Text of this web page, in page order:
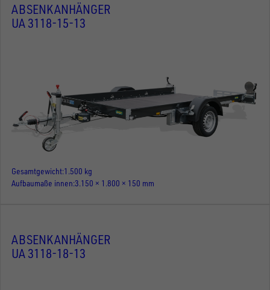
ABSENKANHÄNGER
UA 3118-15-13
Gesamtgewicht 1.500 kg
Aufbaumaße innen 3.150 × 1.800 × 150 mm
ABSENKANHÄNGER
UA 3118-18-13